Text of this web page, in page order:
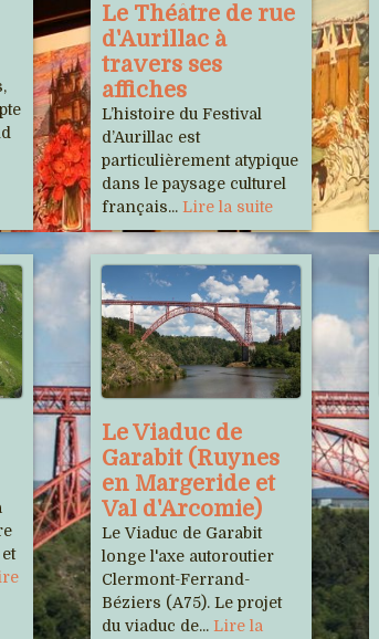
Le Théâtre de rue
d'Aurillac à
travers ses
affiches
L’histoire du Festival
d’Aurillac est
particulièrement atypique
dans le paysage culturel
français...Lire la suite
Le Viaduc de
Garabit (Ruynes
en Margeride et
Val d'Arcomie)
Le Viaduc de Garabit
longe l'axe autoroutier
Clermont-Ferrand-
Béziers (A75). Le projet
du viaduc de...Lire la